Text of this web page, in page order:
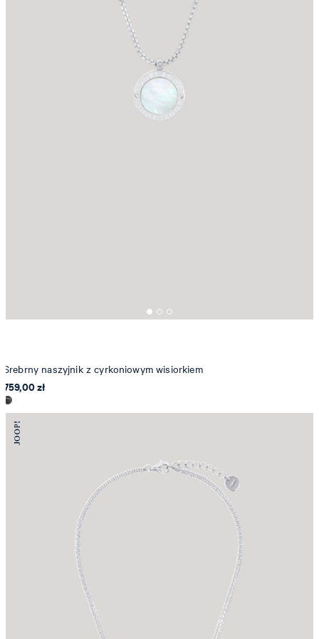
Srebrny naszyjnik z cyrkoniowym wisiorkiem
759,00 zł